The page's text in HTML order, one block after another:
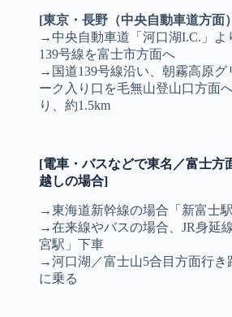
[東京・長野（中央自動車道方面
→中央自動車道「河口湖I.C.」よ
139号線を富士市方面へ
→国道139号線沿い、朝霧高原グ
ーク入り口を毛無山登山口方面
り、約1.5km
[電車・バスなどで東名／富士方
越しの場合]
→東海道新幹線の場合「新富士
→在来線やバスの場合、JR身延
宮駅」下車
→河口湖／富士山5合目方面行き
に乗る